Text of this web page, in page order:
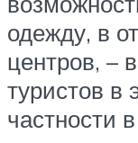
одежду, в
центров, –
туристов в
частности